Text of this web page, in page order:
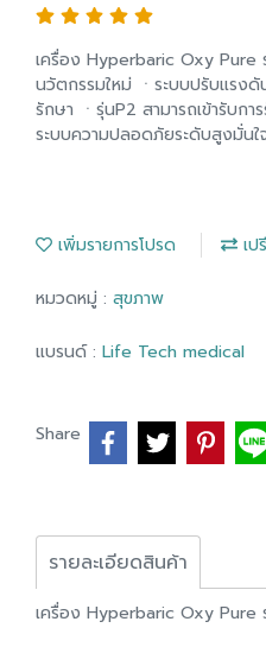
เครื่อง Hyperbaric Oxy Pure
นวัตกรรมใหม่ ㆍระบบปรับแรง
รักษา ㆍรุ่นP2 สามารถเข้ารับก
ระบบความปลอดภัยระดับสูงมั่นใ
เพิ่มรายการโปรด เป
หมวดหมู่ : สุขภาพ
แบรนด์ : Life Tech medical
Share
รายละเอียดสินค้า
เครื่อง Hyperbaric Oxy Pure